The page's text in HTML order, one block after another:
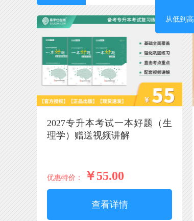
从低到高
2027专升本考试一本好题（生
理学）赠送视频讲解
优惠特价： ￥55.00
查看详情